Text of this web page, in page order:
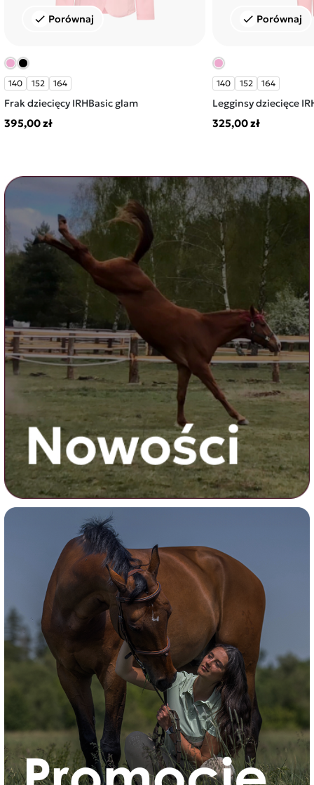
check Porównaj
140 152 164
Frak dziecięcy IRHBasic glam
395,00 zł
check Porównaj
140 152 164
Legginsy dziecięce
325,00 zł